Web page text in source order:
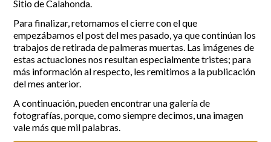
Sitio de Calahonda.
Para finalizar, retomamos el cierre con el que
empezábamos el post del mes pasado, ya que continúan los
trabajos de retirada de palmeras muertas. Las imágenes de
estas actuaciones nos resultan especialmente tristes; para
más información al respecto, les remitimos a la publicación
del mes anterior.
A continuación, pueden encontrar una galería de
fotografías, porque, como siempre decimos, una imagen
vale más que mil palabras.